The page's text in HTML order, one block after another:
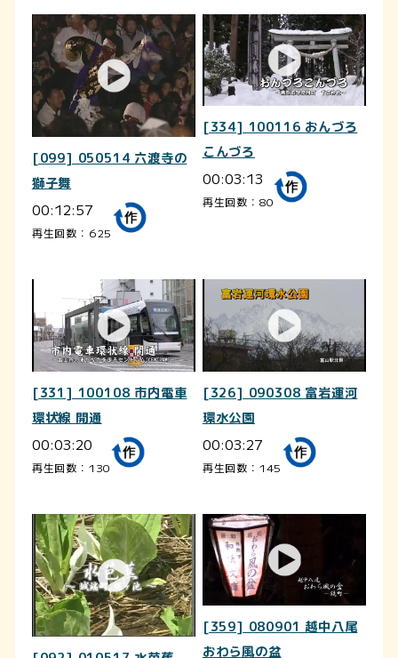
[099] 050514 六渡寺の
獅子舞
00:12:57
再生回数：625
[334] 100116 おんづろ
こんづろ
00:03:13
再生回数：80
[331] 100108 市内電車
環状線 開通
00:03:20
再生回数：130
[326] 090308 富岩運河
環水公園
00:03:27
再生回数：145
[359] 080901 越中八尾
おわら風の盆